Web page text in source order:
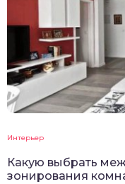
Интерьер
Какую выбрать
зонирования